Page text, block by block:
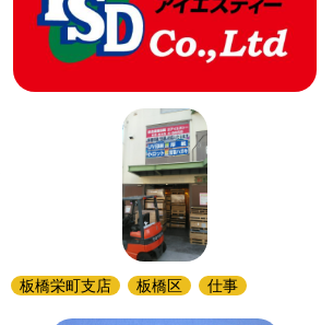
板橋栄町支店 板橋区 仕事